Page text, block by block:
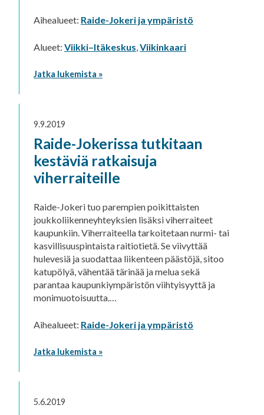
Aihealueet: Raide-Jokeri ja ympäristö
Alueet: Viikki–Itäkeskus Viikinkaari
Jatka lukemista »
9.9.2019
Raide-Jokerissa tutkitaan
kestäviä ratkaisuja
viherraiteille
Raide-Jokeri tuo parempien poikittaisten
joukkoliikenneyhteyksien lisäksi viherraiteet
kaupunkiin. Viherraiteella tarkoitetaan nurmi- tai
kasvillisuuspintaista raitiotietä. Se viivyttää
hulevesiä ja suodattaa liikenteen päästöjä, sitoo
katupölyä, vähentää tärinää ja melua sekä
parantaa kaupunkiympäristön viihtyisyyttä ja
monimuotoisuutta.…
Aihealueet: Raide-Jokeri ja ympäristö
Jatka lukemista »
5.6.2019